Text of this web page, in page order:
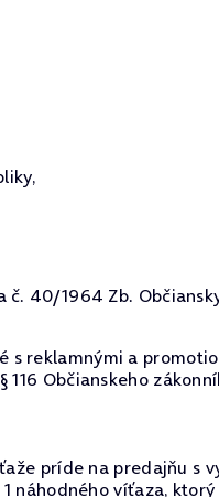
40/1964 Zb.
reklamnými a
Občianskeho
príde na predajňu s
náhodného víťaza,